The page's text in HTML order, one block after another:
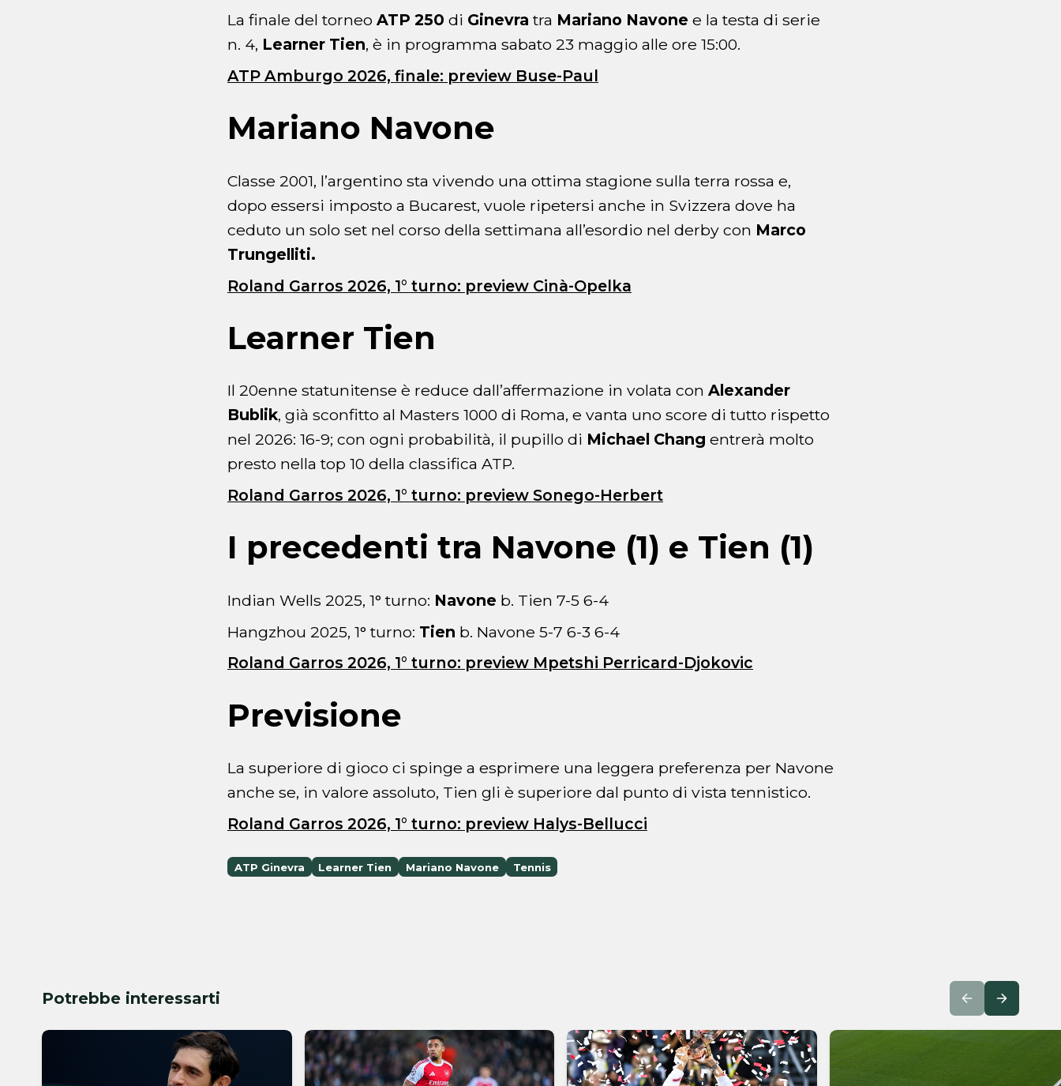
La finale del torneo ATP 250 di Ginevra tra Mariano Navone e la testa di serie
n. 4, Learner Tien, è in programma sabato 23 maggio alle ore 15:00.
ATP Amburgo 2026, finale: preview Buse-Paul
Mariano Navone
Classe 2001, l’argentino sta vivendo una ottima stagione sulla terra rossa e,
dopo essersi imposto a Bucarest, vuole ripetersi anche in Svizzera dove ha
ceduto un solo set nel corso della settimana all’esordio nel derby con Marco
Trungelliti.
Roland Garros 2026, 1° turno: preview Cinà-Opelka
Learner Tien
Il 20enne statunitense è reduce dall’affermazione in volata con Alexander
Bublik, già sconfitto al Masters 1000 di Roma, e vanta uno score di tutto rispetto
nel 2026: 16-9; con ogni probabilità, il pupillo di Michael Chang entrerà molto
presto nella top 10 della classifica ATP.
Roland Garros 2026, 1° turno: preview Sonego-Herbert
I precedenti tra Navone (1) e Tien (1)
Indian Wells 2025, 1° turno: Navone b. Tien 7-5 6-4
Hangzhou 2025, 1° turno: Tien b. Navone 5-7 6-3 6-4
Roland Garros 2026, 1° turno: preview Mpetshi Perricard-Djokovic
Previsione
La superiore di gioco ci spinge a esprimere una leggera preferenza per Navone
anche se, in valore assoluto, Tien gli è superiore dal punto di vista tennistico.
Roland Garros 2026, 1° turno: preview Halys-Bellucci
ATP Ginevra Learner Tien Mariano Navone Tennis
Potrebbe interessarti